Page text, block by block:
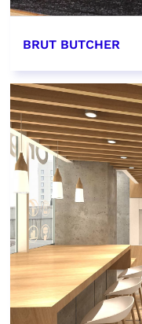
BRUT BUTCHER
EN SAVOIR PLUS